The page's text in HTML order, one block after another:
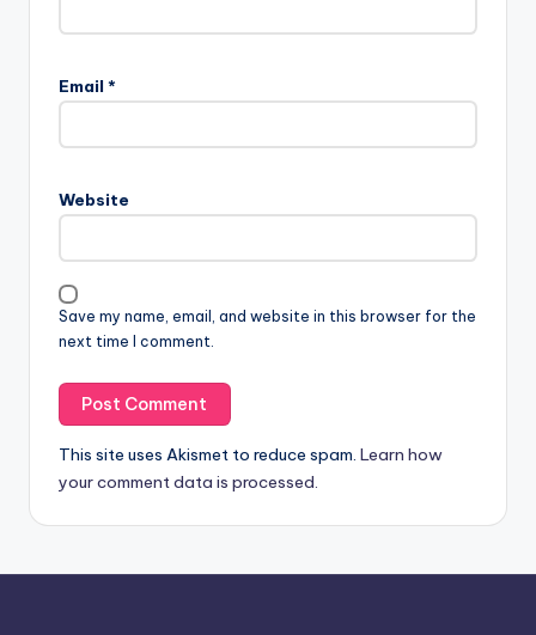
Email *
Website
Save my name, email, and website in this browser for the
next time I comment.
This site uses Akismet to reduce spam. Learn how
your comment data is processed.